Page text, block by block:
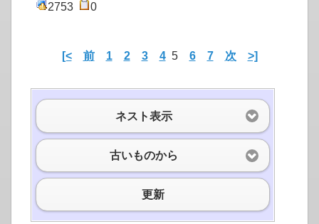
2753
0
[< 前 1 2 3 45 6 7 次 >]
ネスト表示
古いものから
更新